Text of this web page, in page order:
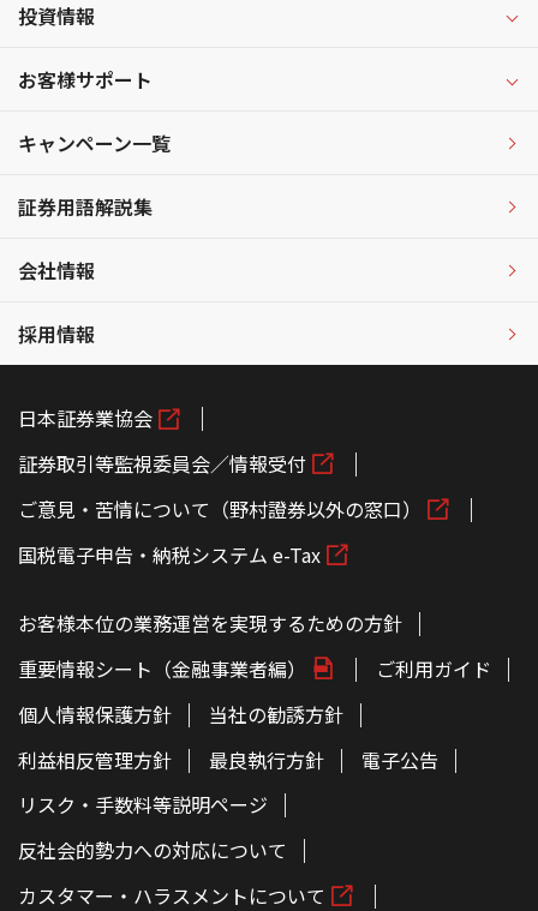
投資情報
お客様サポート
キャンペーン一覧
証券用語解説集
会社情報
採用情報
日本証券業協会
証券取引等監視委員会／情報受付
ご意見・苦情について（野村證券以外の窓口）
国税電子申告・納税システム e-Tax
お客様本位の業務運営を実現するための方針
重要情報シート（金融事業者編）
ご利用ガイド
個人情報保護方針
当社の勧誘方針
利益相反管理方針
最良執行方針
電子公告
リスク・手数料等説明ページ
反社会的勢力への対応について
カスタマー・ハラスメントについて